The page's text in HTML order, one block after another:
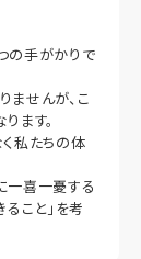
の手がかりで
せんが、こ
ます。
私たちの体
一喜一憂する
こと」を考